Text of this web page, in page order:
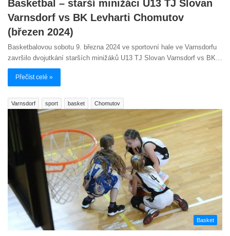
Basketbal – starší minižáci U13 TJ Slovan
Varnsdorf vs BK Levharti Chomutov
(březen 2024)
Basketbalovou sobotu 9. března 2024 ve sportovní hale ve Varnsdorfu
završilo dvojutkání starších minižáků U13 TJ Slovan Varnsdorf vs BK…
Přečíst celé »
Varnsdorf sport basket Chomutov
Basket